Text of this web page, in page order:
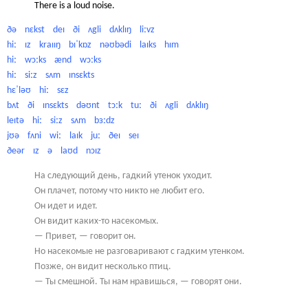
There is a loud noise.
ðə nɛkst deɪ ði ʌgli dʌklɪŋ
liːvz
hiː
ɪz kraɪɪŋ bɪˈkɒz nəʊbədi laɪks
hɪm
hiː
wɔːks ænd
wɔːks
hiː
siːz sʌm
ɪnsɛkts
hɛˈləʊ
hiː
sɛz
bʌt
ði ɪnsɛkts dəʊnt tɔːk tuː ði ʌgli
dʌklɪŋ
leɪtə
hiː siːz sʌm
bɜːdz
jʊə
fʌni wiː laɪk juː ðeɪ
seɪ
ðeər ɪz ə laʊd nɔɪz
На следующий день, гадкий утенок уходит.
Он плачет, потому что никто не любит его.
Он идет и идет.
Он видит каких-то насекомых.
— Привет, — говорит он.
Но насекомые не разговаривают с гадким утенком.
Позже, он видит несколько птиц.
— Ты смешной. Ты нам нравишься, — говорят они.